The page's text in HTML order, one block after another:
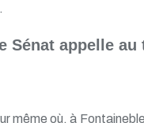
Sénat appelle
même où, à